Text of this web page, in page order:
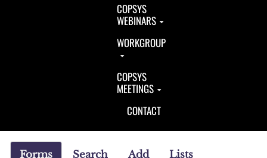
COPSYS
WEBINARS
WORKGROUP
COPSYS
MEETINGS
CONTACT
Forms Search Add Lists